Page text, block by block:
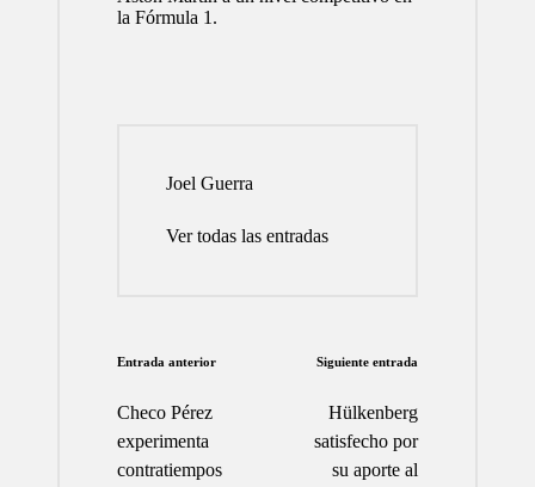
la Fórmula 1.
Joel Guerra
Ver todas las entradas
Navegación
de
entradas
Entrada anterior
Checo Pérez
experimenta
contratiempos
Siguiente entrada
Hülkenberg
satisfecho por
su aporte al